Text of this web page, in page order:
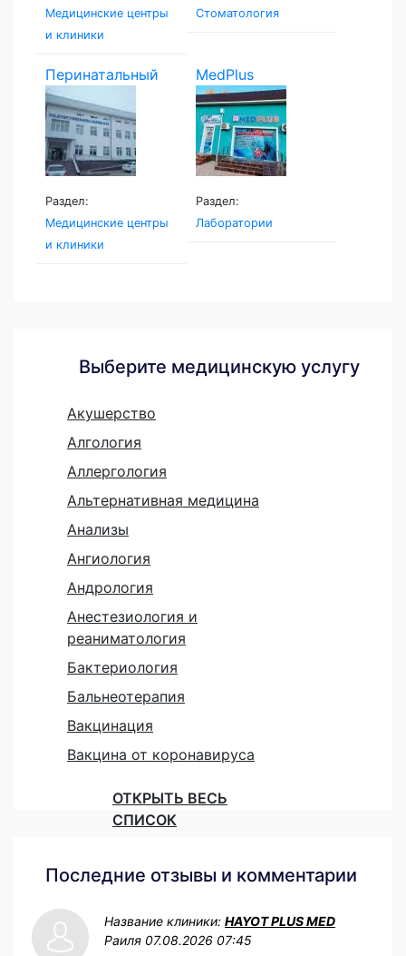
Медицинские центры
и клиники
Стоматология
Перинатальный
центр...
Раздел:
Медицинские центры
и клиники
MedPlus
Раздел:
Лаборатории
Выберите медицинскую услугу
Акушерство
Алгология
Аллергология
Альтернативная медицина
Анализы
Ангиология
Андрология
Анестезиология и
реаниматология
Бактериология
Бальнеотерапия
Вакцинация
Вакцина от коронавируса
ОТКРЫТЬ ВЕСЬ
СПИСОК
Последние отзывы и комментарии
Название клиники: HAYOT PLUS MED
Раиля 07.08.2026 07:45